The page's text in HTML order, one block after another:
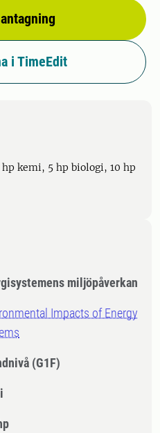
i TimeEdit
kemi, 5 hp biologi, 10 hp
miljöpåverkan
Impacts of Energy
(G1F)